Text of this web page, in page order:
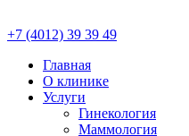
+7 (4012) 39 39 49
Главная
О клинике
Услуги
Гинекология
Маммология